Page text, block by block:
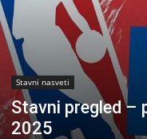
Stavni nasveti
Stavni pregled –
2025